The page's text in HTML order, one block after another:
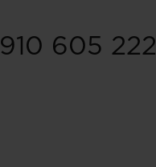
910 605 222